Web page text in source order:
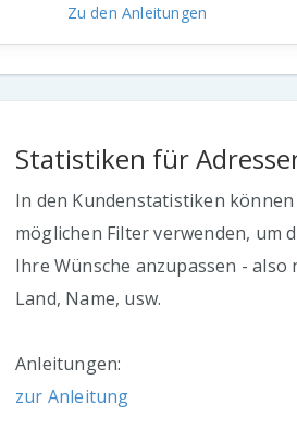
Zu den Anleitungen
Statistiken für
In den Kundenstatistiken können
möglichen Filter verwenden, um
Ihre Wünsche anzupassen - also
Land, Name, usw.
Anleitungen:
zur Anleitung